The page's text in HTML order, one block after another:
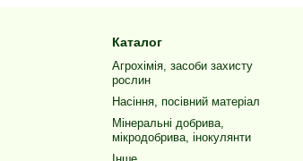
Каталог
Агрохімія, засоби захисту
рослин
Насіння, посівний матеріал
Мінеральні добрива,
мікродобрива, інокулянти